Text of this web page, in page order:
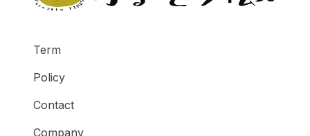
Term
Policy
Contact
Company